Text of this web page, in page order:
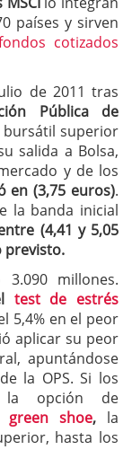
países y sirven
cotizados
de 2011 tras
Pública de
bursátil superior
salida a Bolsa,
y de los
en (3,75 euros).
la banda inicial
(4,41 y 5,05
previsto.
millones.
test de estrés
5,4% en el peor
aplicar su peor
apuntándose
la OPS. Si los
la opción de
green shoe, la
hasta los